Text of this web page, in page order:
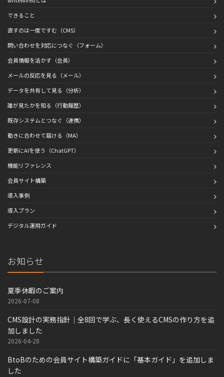
できること
直すのは一度ですむ（CMS）
問い合わせを対応につなぐ（フォーム）
会員情報を活かす（会員）
メールの反応を見る（メール）
データを共有して見る（分析）
誰が見たかを知る（行動履歴）
既存システムとつなぐ（連携）
動きに合わせて届ける（MA）
更新にAIを使う（ChatGPT）
機能リファレンス
会員サイト構築
導入事例
導入プラン
デジタル運用ガイド
お知らせ
夏季休暇のご案内
2026-07-08
CMS設計の実務指針｜全8回で学ぶ、長く使えるCMSの作り方を追
加しました
2026-04-28
BtoBのための会員サイト構築ガイドに「基本ガイド」を追加しま
した